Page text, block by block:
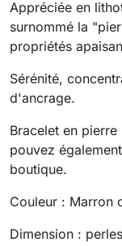
Appréciée en
surnommé la
propriétés
Sérénité,
d'ancrage.
Bracelet en
pouvez
boutique.
Couleur : Marron
Dimension :